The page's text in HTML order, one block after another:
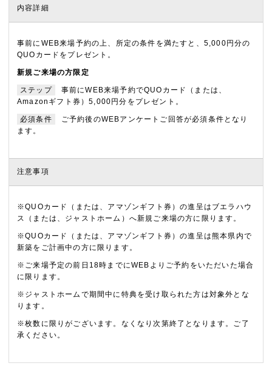
内容詳細
事前にWEB来場予約の上、所定の条件を満たすと、5,000円分の
QUOカードをプレゼント。
新規ご来場の方限定
ステップ
事前にWEB来場予約でQUOカード（または、
Amazonギフト券）5,000円分をプレゼント。
必須条件
ご予約後のWEBアンケートご回答が必須条件となり
ます。
注意事項
※QUOカード（または、アマゾンギフト券）の進呈はブエラハウ
ス（または、ジャストホーム）へ新規ご来場の方に限ります。
※QUOカード（または、アマゾンギフト券）の進呈は熊本県内で
新築をご計画中の方に限ります。
※ご来場予定の前日18時までにWEBよりご予約をいただいた場合
に限ります。
※ジャストホームで期間中に特典を受け取られた方は対象外とな
ります。
※枚数に限りがございます。なくなり次第終了となります。ご了
承ください。